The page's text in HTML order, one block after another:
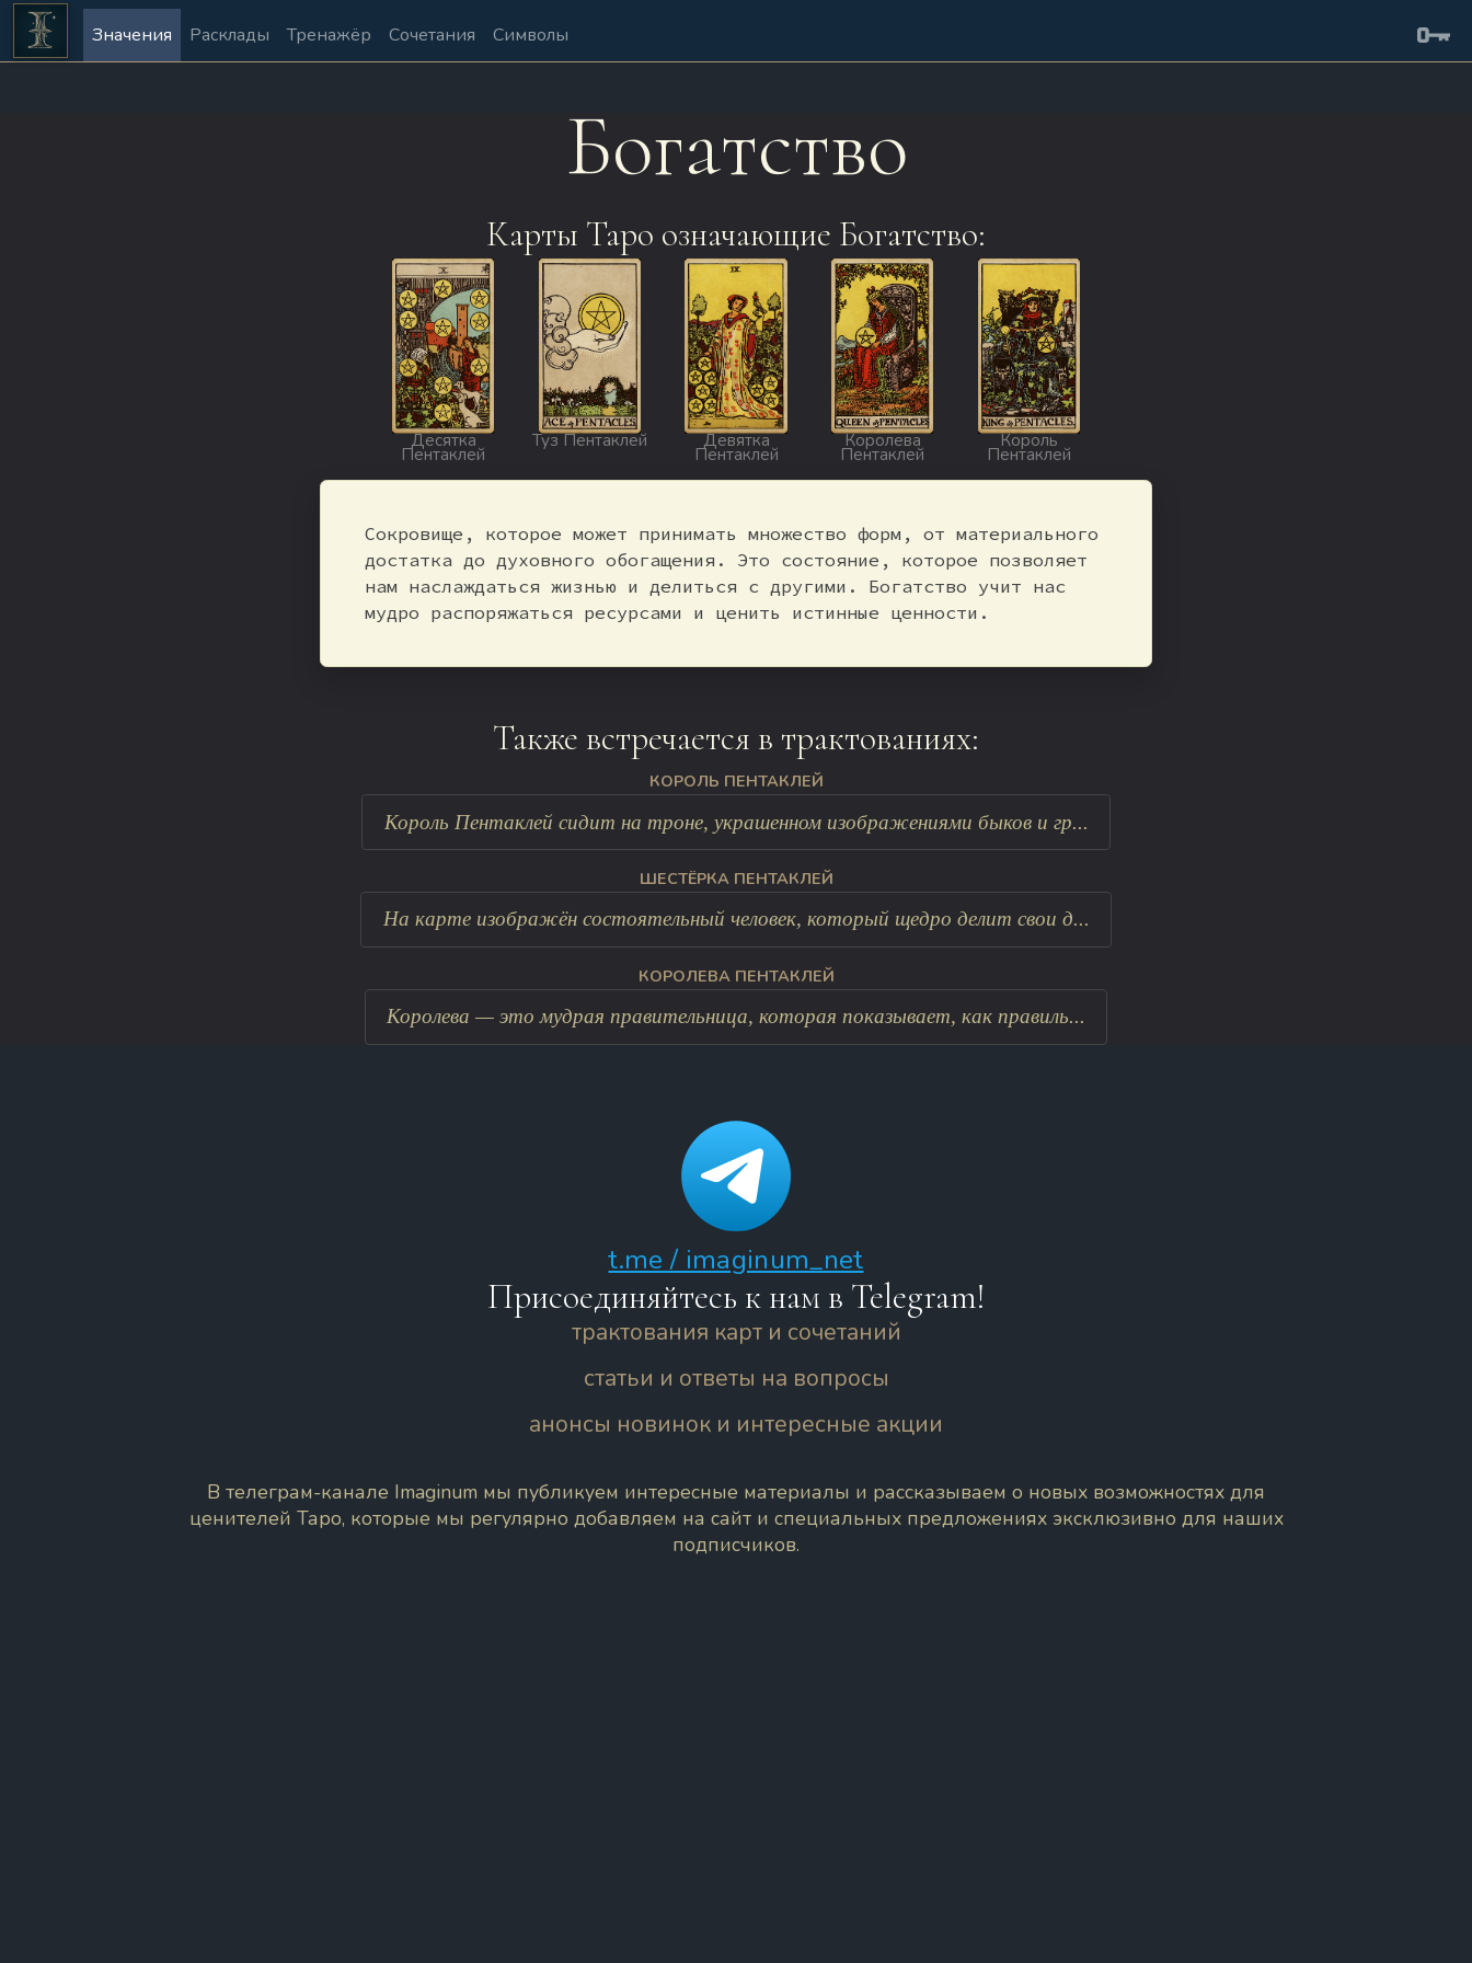
Значения Расклады Тренажёр Сочетания Символы
Богатство
Карты Таро означающие Богатство:
Десятка
Пентаклей
Туз Пентаклей Девятка
Пентаклей
Королева
Пентаклей
Король
Пентаклей
Сокровище, которое может принимать множество форм, от материального
достатка до духовного обогащения. Это состояние, которое позволяет
нам наслаждаться жизнью и делиться с другими. Богатство учит нас
мудро распоряжаться ресурсами и ценить истинные ценности.
Также встречается в трактованиях:
КОРОЛЬ ПЕНТАКЛЕЙ
Король Пентаклей сидит на троне, украшенном изображениями быков и гр...
ШЕСТЁРКА ПЕНТАКЛЕЙ
На карте изображён состоятельный человек, который щедро делит свои д...
КОРОЛЕВА ПЕНТАКЛЕЙ
Королева — это мудрая правительница, которая показывает, как правиль...
t.me / imaginum_net
Присоединяйтесь к нам в Telegram!
трактования карт и сочетаний
статьи и ответы на вопросы
анонсы новинок и интересные акции
В телеграм-канале Imaginum мы публикуем интересные материалы и рассказываем о новых возможностях для
ценителей Таро, которые мы регулярно добавляем на сайт и специальных предложениях эксклюзивно для наших
подписчиков.